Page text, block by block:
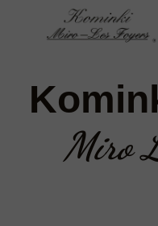
Miro